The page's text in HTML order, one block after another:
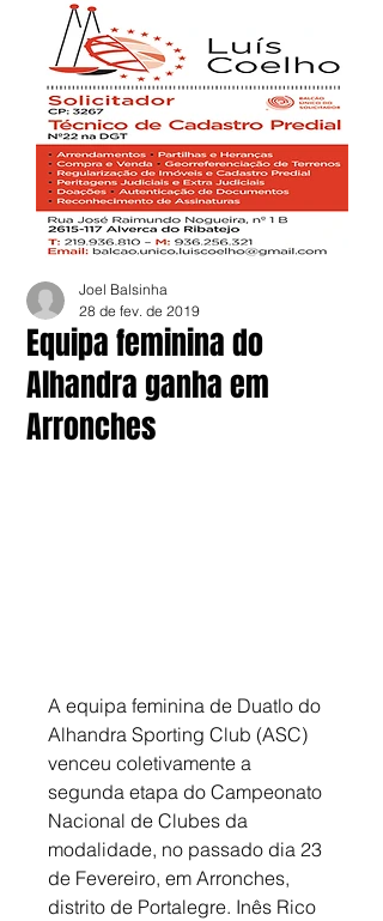
Equipa feminina do
Alhandra ganha em
Arronches
Joel Balsinha
28 de fev. de 2019
A equipa feminina de Duatlo do
Alhandra Sporting Club (ASC)
venceu coletivamente a
segunda etapa do Campeonato
Nacional de Clubes da
modalidade, no passado dia 23
de Fevereiro, em Arronches,
distrito de Portalegre. Inês Rico